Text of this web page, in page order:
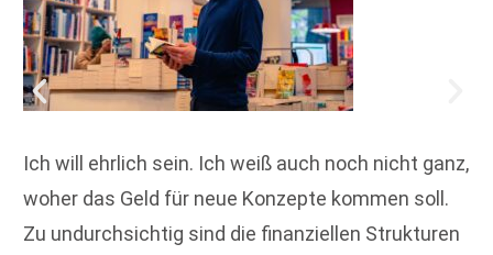
Ich will ehrlich sein. Ich weiß auch noch nicht ganz,
woher das Geld für neue Konzepte kommen soll.
Zu undurchsichtig sind die finanziellen Strukturen